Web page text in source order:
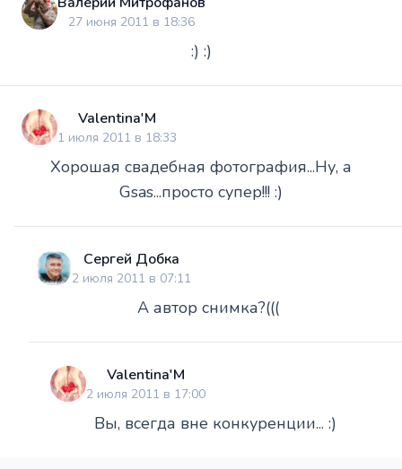
27 июня 2011 в 18:36
:) :)
Valentina'M
1 июля 2011 в 18:33
Хорошая свадебная фотография...Ну, а
Gsas...просто супер!!! :)
Сергей Добка
2 июля 2011 в 07:11
А автор снимка?(((
Valentina'M
2 июля 2011 в 17:00
Вы, всегда вне конкуренции... :)